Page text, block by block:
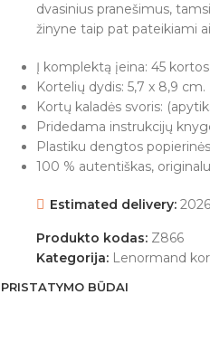
dvasinius pranešimus,
žinyne taip pat pateikiami
Į komplektą įeina: 45 kortos.
Kortelių dydis: 5,7 x 8,9 cm.
Kortų kaladės svoris:
Pridedama instrukcijų
Plastiku dengtos
100 % autentiškas,
Estimated delivery:
Produkto kodas: Z866
Kategorija: Lenormand
PRISTATYMO BŪDAI